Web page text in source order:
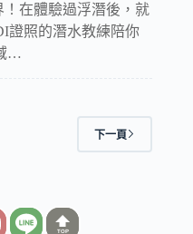
在體驗過浮潛後，就
證照的潛水教練陪你
…
下一頁
TOP